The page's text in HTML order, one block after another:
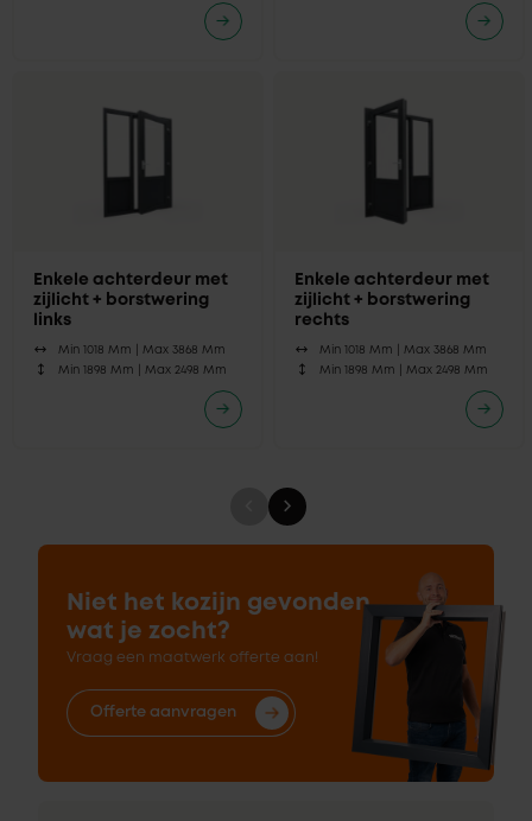
Enkele achterdeur met
zijlicht + borstwering
links
Min 1018 Mm | Max 3868 Mm
Min 1898 Mm | Max 2498 Mm
Enkele achterdeur met
zijlicht + borstwering
rechts
Min 1018 Mm | Max 3868 Mm
Min 1898 Mm | Max 2498 Mm
Niet het kozijn gevonden
wat je zocht?
Vraag een maatwerk offerte aan!
Offerte aanvragen